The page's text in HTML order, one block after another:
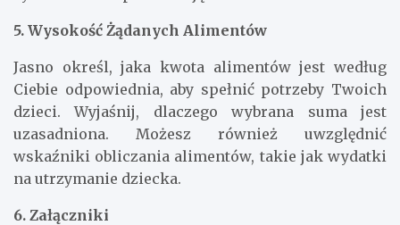
5. Wysokość Żądanych Alimentów
Jasno określ, jaka kwota alimentów jest według
Ciebie odpowiednia, aby spełnić potrzeby Twoich
dzieci. Wyjaśnij, dlaczego wybrana suma jest
uzasadniona. Możesz również uwzględnić
wskaźniki obliczania alimentów, takie jak wydatki
na utrzymanie dziecka.
6. Załączniki